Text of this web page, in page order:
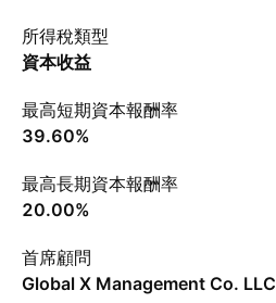
所得稅類型
資本收益
最高短期資本報酬率
39.60%
最高長期資本報酬率
20.00%
首席顧問
Global X Management Co. LLC